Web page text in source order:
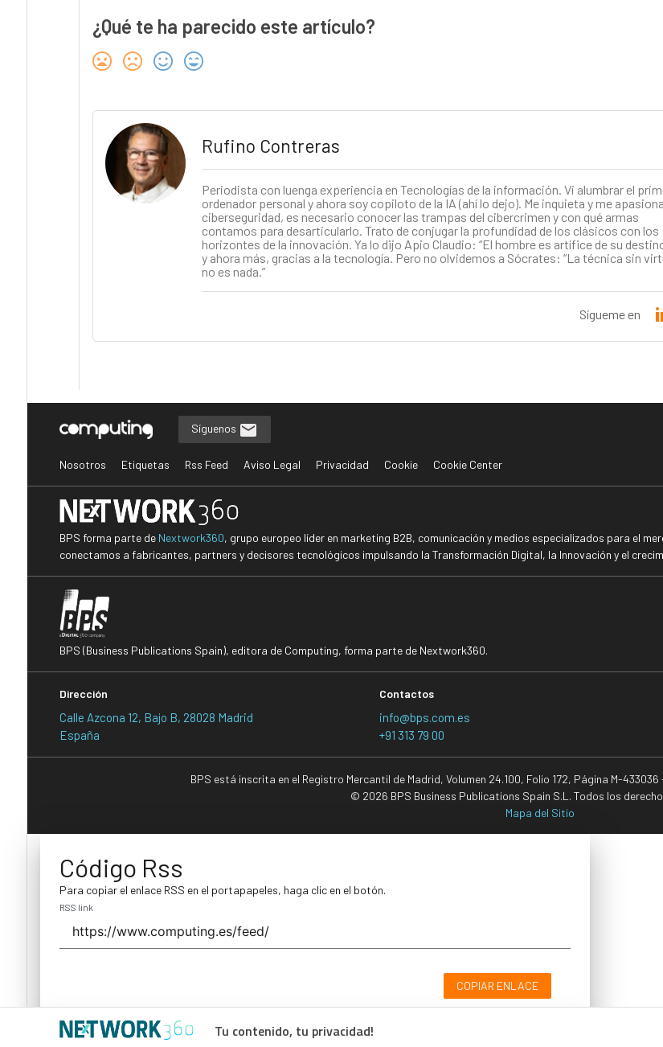
¿Qué te ha parecido este artículo?
Rufino Contreras
Periodista con luenga experiencia en Tecnologías de la información. Vi alumbrar el
ordenador personal y ahora soy copiloto de la IA (ahí lo dejo). Me inquieta y me
ciberseguridad, es necesario conocer las trampas del cibercrimen y con qué armas
contamos para desarticularlo. Trato de conjugar la profundidad de los clásicos con los
horizontes de la innovación. Ya lo dijo Apio Claudio: “El hombre es artífice de su
y ahora más, gracias a la tecnología. Pero no olvidemos a Sócrates: “La técnica sin
no es nada.”
Sígueme en
Tu contenido, tu privacidad!
Síguenos
Nosotros Etiquetas Rss Feed Aviso Legal Privacidad Cookie Cookie Center
BPS forma parte de Nextwork360, grupo europeo líder en marketing B2B, comunicación y medios especializados para el
conectamos a fabricantes, partners y decisores tecnológicos impulsando la Transformación Digital, la Innovación y el
BPS (Business Publications Spain), editora de Computing, forma parte de Nextwork360.
Dirección
Calle Azcona 12, Bajo B, 28028 Madrid
España
Contactos
info@bps.com.es
+91 313 79 00
BPS está inscrita en el Registro Mercantil de Madrid, Volumen 24.100, Folio 172, Página M-
© 2026 BPS Business Publications Spain S.L. Todos los
Mapa del Sitio
Código Rss
Para copiar el enlace RSS en el portapapeles, haga clic en el botón.
RSS link
COPIAR ENLACE